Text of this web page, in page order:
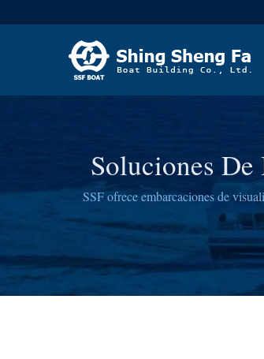
Soluciones
SSF ofrece embarcaciones de